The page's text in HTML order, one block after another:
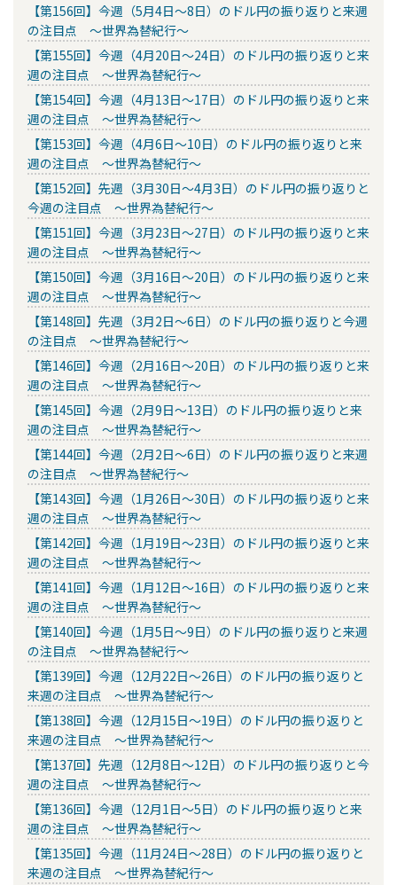
【第156回】今週（5月4日～8日）のドル円の振り返りと来週
の注目点 ～世界為替紀行～
【第155回】今週（4月20日～24日）のドル円の振り返りと来
週の注目点 ～世界為替紀行～
【第154回】今週（4月13日～17日）のドル円の振り返りと来
週の注目点 ～世界為替紀行～
【第153回】今週（4月6日～10日）のドル円の振り返りと来
週の注目点 ～世界為替紀行～
【第152回】先週（3月30日～4月3日）のドル円の振り返りと
今週の注目点 ～世界為替紀行～
【第151回】今週（3月23日～27日）のドル円の振り返りと来
週の注目点 ～世界為替紀行～
【第150回】今週（3月16日～20日）のドル円の振り返りと来
週の注目点 ～世界為替紀行～
【第148回】先週（3月2日～6日）のドル円の振り返りと今週
の注目点 ～世界為替紀行～
【第146回】今週（2月16日～20日）のドル円の振り返りと来
週の注目点 ～世界為替紀行～
【第145回】今週（2月9日～13日）のドル円の振り返りと来
週の注目点 ～世界為替紀行～
【第144回】今週（2月2日～6日）のドル円の振り返りと来週
の注目点 ～世界為替紀行～
【第143回】今週（1月26日～30日）のドル円の振り返りと来
週の注目点 ～世界為替紀行～
【第142回】今週（1月19日～23日）のドル円の振り返りと来
週の注目点 ～世界為替紀行～
【第141回】今週（1月12日～16日）のドル円の振り返りと来
週の注目点 ～世界為替紀行～
【第140回】今週（1月5日～9日）のドル円の振り返りと来週
の注目点 ～世界為替紀行～
【第139回】今週（12月22日～26日）のドル円の振り返りと
来週の注目点 ～世界為替紀行～
【第138回】今週（12月15日～19日）のドル円の振り返りと
来週の注目点 ～世界為替紀行～
【第137回】先週（12月8日～12日）のドル円の振り返りと今
週の注目点 ～世界為替紀行～
【第136回】今週（12月1日～5日）のドル円の振り返りと来
週の注目点 ～世界為替紀行～
【第135回】今週（11月24日～28日）のドル円の振り返りと
来週の注目点 ～世界為替紀行～